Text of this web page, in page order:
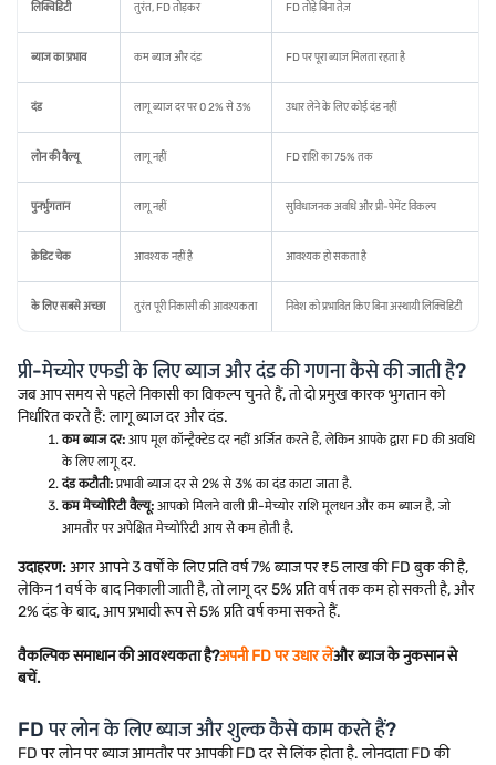
लिक्विडिटी तुरंत, FD तोड़कर FD तोड़े बिना तेज़
ब्याज का प्रभाव कम ब्याज और दंड FD पर पूरा ब्याज मिलता रहता है
दंड लागू ब्याज दर पर 0 2% से 3% उधार लेने के लिए कोई दंड नहीं
लोन की वैल्यू लागू नहीं FD राशि का 75% तक
पुनर्भुगतान लागू नहीं सुविधाजनक अवधि और प्री-पेमेंट विकल्प
क्रेडिट चेक आवश्यक नहीं है आवश्यक हो सकता है
के लिए सबसे अच्छा तुरंत पूरी निकासी की आवश्यकता निवेश को प्रभावित किए बिना अस्थायी लिक्विडिटी
प्री-मेच्योर एफडी के लिए ब्याज और दंड की गणना कैसे की जाती है?
जब आप समय से पहले निकासी का विकल्प चुनते हैं, तो दो प्रमुख कारक भुगतान को
निर्धारित करते हैं: लागू ब्याज दर और दंड.
कम ब्याज दर: आप मूल कॉन्ट्रैक्टेड दर नहीं अर्जित करते हैं, लेकिन आपके द्वारा FD की अवधि
के लिए लागू दर.
दंड कटौती: प्रभावी ब्याज दर से 2% से 3% का दंड काटा जाता है.
कम मेच्योरिटी वैल्यू: आपको मिलने वाली प्री-मेच्योर राशि मूलधन और कम ब्याज है, जो
आमतौर पर अपेक्षित मेच्योरिटी आय से कम होती है.
उदाहरण:अगर आपने 3 वर्षों के लिए प्रति वर्ष 7% ब्याज पर ₹5 लाख की FD बुक की है,
लेकिन 1 वर्ष के बाद निकाली जाती है, तो लागू दर 5% प्रति वर्ष तक कम हो सकती है, और
2% दंड के बाद, आप प्रभावी रूप से 5% प्रति वर्ष कमा सकते हैं.
वैकल्पिक समाधान की आवश्यकता है?अपनी FD पर उधार लेंऔर ब्याज के नुकसान से
बचें.
FD पर लोन के लिए ब्याज और शुल्क कैसे काम करते हैं?
FD पर लोन पर ब्याज आमतौर पर आपकी FD दर से लिंक होता है. लोनदाता FD की